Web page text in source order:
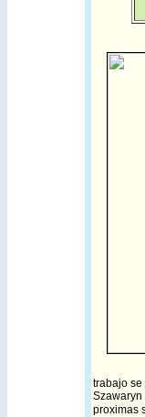
trabajo
Szawaryn
proximas